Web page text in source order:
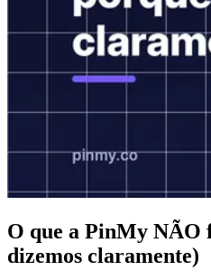
O que a PinMy NÃO
dizemos claramente)